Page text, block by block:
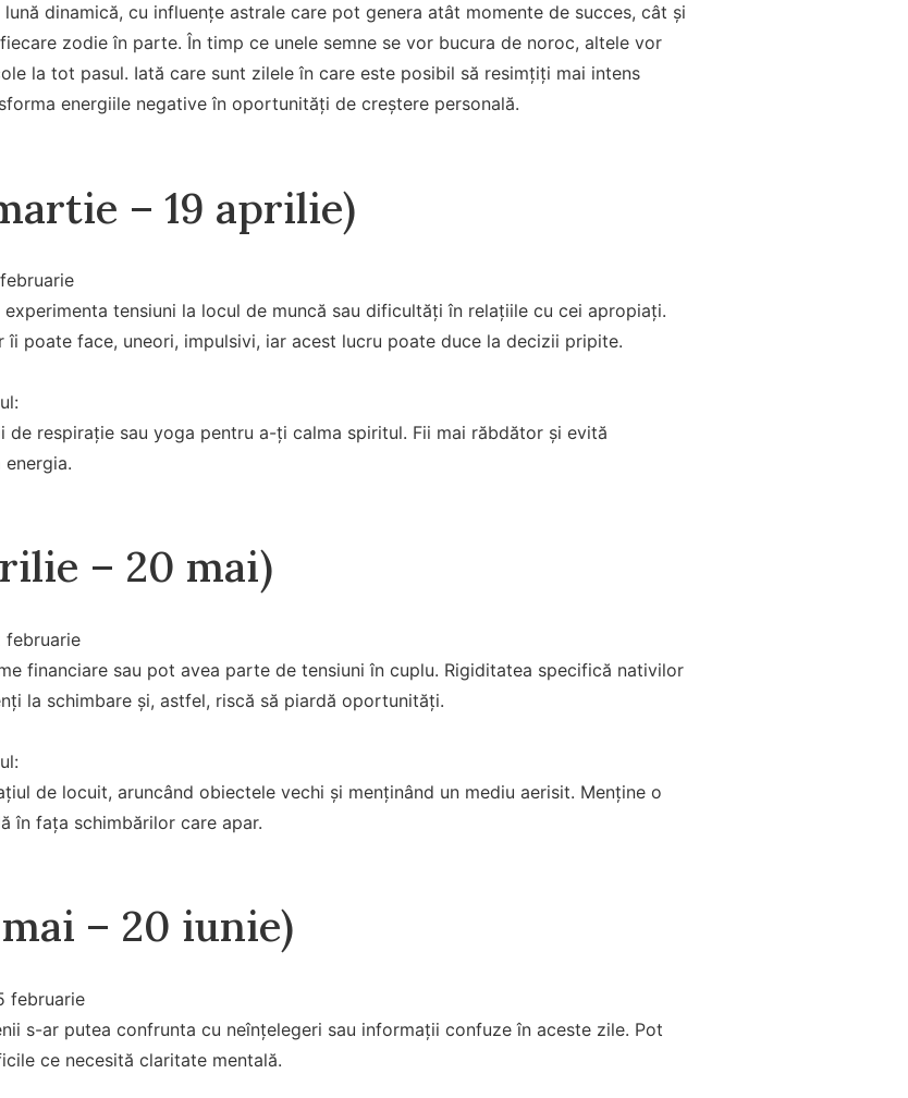
dinamică, cu influențe astrale care pot genera atât momente de succes, cât și
zodie în parte. În timp ce unele semne se vor bucura de noroc, altele vor
la tot pasul. Iată care sunt zilele în care este posibil să resimțiți mai intens
energiile negative în oportunități de creștere personală.
– 19 aprilie)
tensiuni la locul de muncă sau dificultăți în relațiile cu cei apropiați.
îi poate face, uneori, impulsivi, iar acest lucru poate duce la decizii pripite.
de respirație sau yoga pentru a-ți calma spiritul. Fii mai răbdător și evită
– 20 mai)
februarie
financiare sau pot avea parte de tensiuni în cuplu. Rigiditatea specifică nativilor
la schimbare și, astfel, riscă să piardă oportunități.
de locuit, aruncând obiectele vechi și menținând un mediu aerisit. Menține o
în fața schimbărilor care apar.
– 20 iunie)
februarie
s-ar putea confrunta cu neînțelegeri sau informații confuze în aceste zile. Pot
ce necesită claritate mentală.